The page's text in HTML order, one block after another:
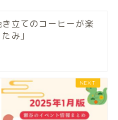
立てのコーヒーが楽
み」